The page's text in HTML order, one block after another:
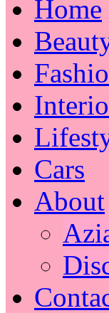
Home
Cars
About